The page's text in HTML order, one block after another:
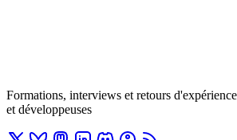
Formations, interviews et retours
et développeuses